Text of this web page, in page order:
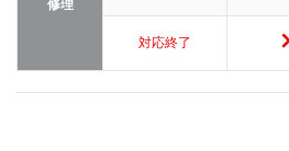
修理
対応終了